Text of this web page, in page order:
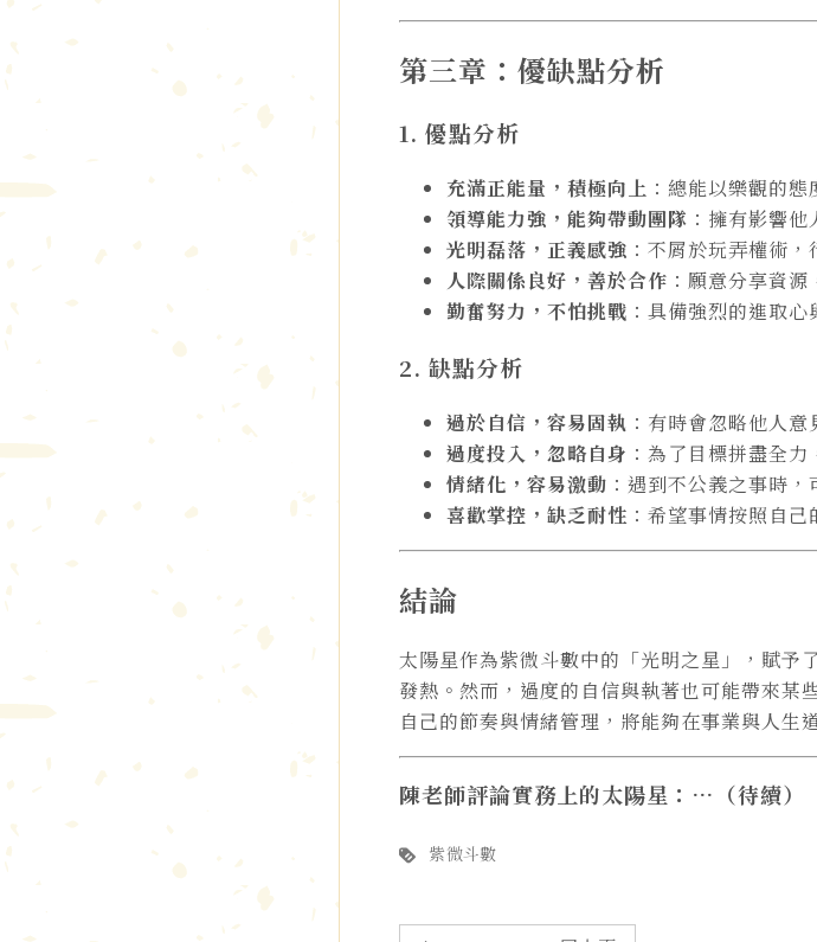
第三章：優缺點分析
1. 優點分析
充滿正能量，積極向上 ：總能以樂觀的態
領導能力強，能夠帶動團隊 ：擁有影響
光明磊落，正義感強 ：不屑於玩弄權術，
人際關係良好，善於合作 ：願意分享資
勤奮努力，不怕挑戰 ：具備強烈的進取心
2. 缺點分析
過於自信，容易固執 ：有時會忽略他人
過度投入，忽略自身 ：為了目標拼盡全
情緒化，容易激動 ：遇到不公義之事時
喜歡掌控，缺乏耐性 ：希望事情按照自
結論
太陽星作為紫微斗數中的「光明之星」，賦予
發熱。然而，過度的自信與執著也可能帶來某
自己的節奏與情緒管理，將能夠在事業與人生
陳老師評論實務上的太陽星：…（待續）
紫微斗數